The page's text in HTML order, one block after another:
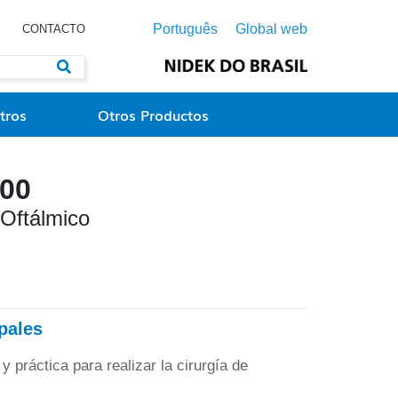
CONTACTO Português Global web
Otros Productos
práctica para realizar la cirurgía de